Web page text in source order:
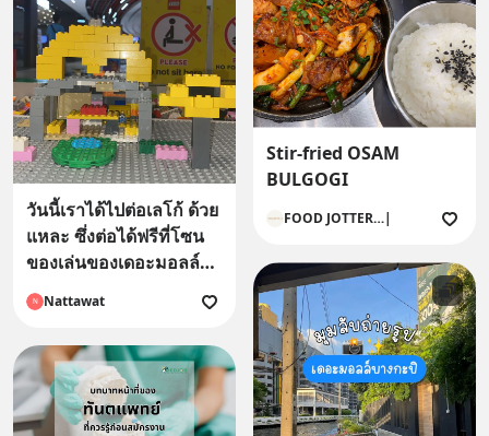
Stir-fried OSAM
BULGOGI
FOOD JOTTER…|
วันนี้เราได้ไปต่อเลโก้ ด้วย
แหละ ซึ่งต่อได้ฟรีที่โซน
ของเล่นของเดอะมอลล์
บางกะปิ ชั้น2 ♥️♥️
N Nattawat